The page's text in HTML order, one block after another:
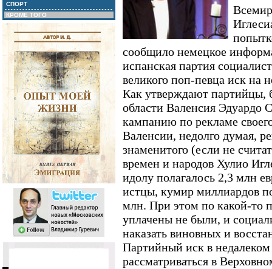
СПОРТ
КРОМЕ ТОГО
сообщило немецкое
испанская партия
великого поп-певца иск на
Как утверждают
области Валенсия Эдуардо
кампанию по рекламе
Валенсии, недолго думая,
знаменитого (если не
времен и народов Хулио
идолу полагалось 2,3 млн
истцы, кумир миллиардов
млн. При этом по какой-то
уплачены не были, и
наказать виновных и
Партийный иск в
рассматриваться в